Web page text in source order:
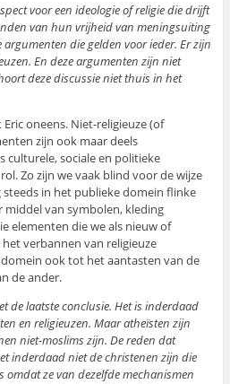
voor een ideologie of religie die drijft
van hun vrijheid van meningsuiting
die gelden voor ieder. Er zijn
En deze argumenten zijn niet
deze discussie niet thuis in het
oneens. Niet-religieuze (of
zijn ook maar deels
culturele, sociale en politieke
Zo zijn we vaak blind voor de wijze
in het publieke domein flinke
van symbolen, kleding
elementen die we als nieuw of
verbannen van religieuze
ook tot het aantasten van de
de ander.
de laatste conclusie. Het is inderdaad
en religieuzen. Maar atheïsten zijn
niet-moslims zijn. De reden dat
inderdaad niet de christenen zijn die
omdat ze van dezelfde mechanismen